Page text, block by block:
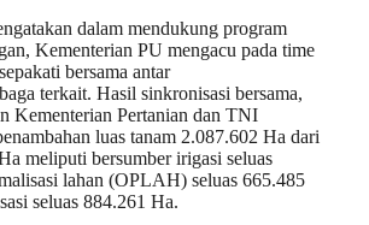
dalam mendukung program
Kementerian PU mengacu pada time
bersama antar
terkait. Hasil sinkronisasi bersama,
Kementerian Pertanian dan TNI
luas tanam 2.087.602 Ha dari
meliputi bersumber irigasi seluas
lahan (OPLAH) seluas 665.485
seluas 884.261 Ha.